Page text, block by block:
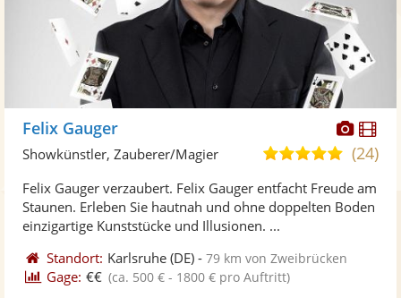
Fotos
Felix Gauger
5,0
5
(24)
Showkünstler, Zauberer/Magier
Felix Gauger verzaubert. Felix Gauger entfacht Freude am
Staunen. Erleben Sie hautnah und ohne doppelten Boden
einzigartige Kunststücke und Illusionen. ...
Standort: Karlsruhe (DE) -79 km von Zweibrücken
Gage: €€ (ca. 500 € - 1800 € pro Auftritt)